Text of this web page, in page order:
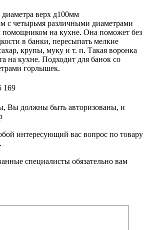
верх д100мм
с четырьмя различными диаметрами
помощником на кухне. Она поможет без
в банки, пересыпать мелкие
крупы, муку и т. п. Такая воронка
на кухне. Подходит для банок со
горлышек.
169
Вы должны быть авторизованы, и
интересующий вас вопрос по товару
специалисты обязательно вам